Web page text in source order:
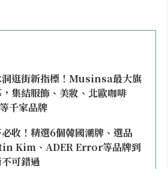
洞逛街新指標！Musinsa最大旗
集結服飾、美妝、北歐咖啡
千家品牌
收！精選6個韓國潮牌、選品
Kim、ADER Error等品牌到
可錯過